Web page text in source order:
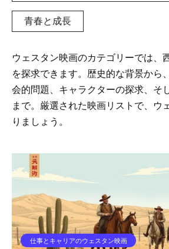
青春と成長
ウェスタン映画のカテゴリーでは、
を探求できます。歴史的な背景から
会的問題、キャラクターの探求、そ
まで。厳選された映画リストで、ウ
りましょう。
仕事とキャリアのウェスタン映画